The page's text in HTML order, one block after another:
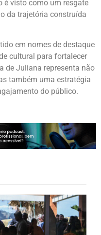
é visto como um resgate
da trajetória construída
em nomes de destaque
cultural para fortalecer
de Juliana representa não
também uma estratégia
do público.